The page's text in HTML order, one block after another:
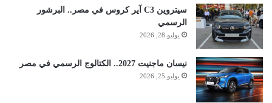
سيتروين C3 آير كروس في مصر.. البرشور
الرسمي
يوليو 28, 2026
نيسان ماجنيت 2027.. الكتالوج الرسمي في مصر
يوليو 25, 2026